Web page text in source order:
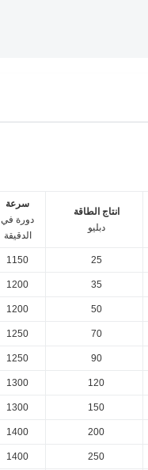
انتاج الطاقة
دبليو
سرعة
دورة في
الدقيقة
25
1150
35
1200
50
1200
70
1250
90
1250
120
1300
150
1300
200
1400
250
1400